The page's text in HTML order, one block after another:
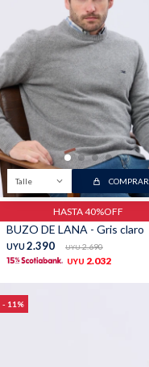
Talle COMPRAR
HASTA 40%OFF
BUZO DE LANA - Gris claro
UYU 2.390 UYU 2.690
UYU 2.032
11
TALLES GRANDES
Quiero ser parte